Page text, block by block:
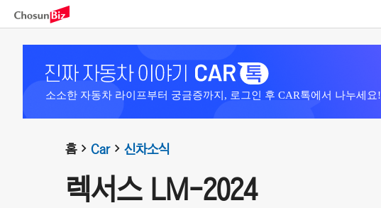
소소한 자동차 라이프부터 궁금증까지, 로그인 후 CAR톡에서 나누세요!
홈 Car 신차소식
렉서스 LM-2024